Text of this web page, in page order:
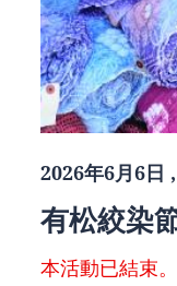
2026年6月6日
有松絞染
本活動已結束。